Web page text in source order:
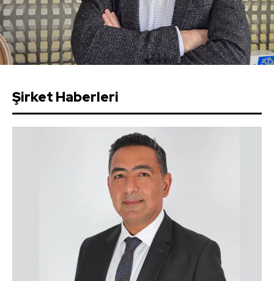
Şirket Haberleri